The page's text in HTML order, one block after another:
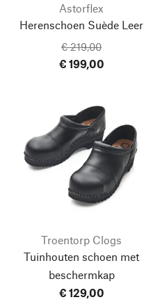
Astorflex
Herenschoen Suède Leer
€ 219,00
€ 199,00
Troentorp Clogs
Tuinhouten schoen met
beschermkap
€ 129,00